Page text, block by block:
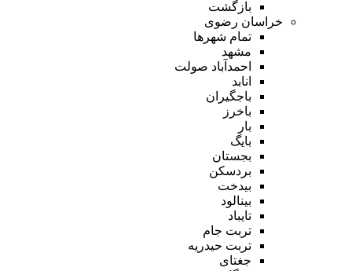
بازگشت
خراسان رضوی
تمام شهر‌ها
مشهد
احمدآباد صولت
انابد
باجگیران
باخرز
بار
بایگ
بجستان
بردسکن
بیدخت
بینالود
تایباد
تربت جام
تربت حیدریه
جغتای